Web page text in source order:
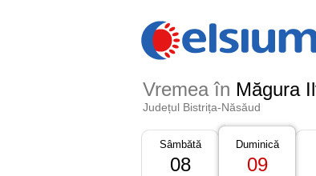
Vremea în Măgura
Județul Bistrița-Năsăud
Sâmbătă
08
Duminică
09